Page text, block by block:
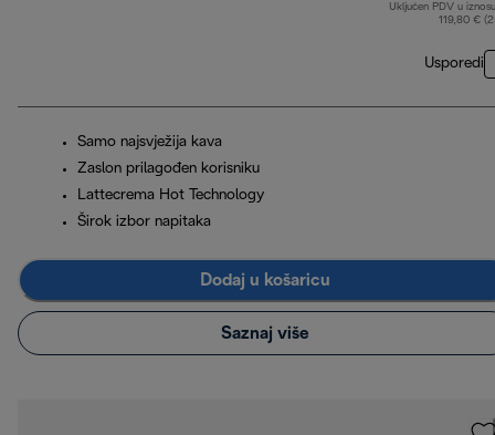
Uključen PDV u
119,80 €
Usporedi
Samo najsvježija kava
Zaslon prilagođen korisniku
Lattecrema Hot Technology
Širok izbor napitaka
Dodaj u košaricu
Saznaj više